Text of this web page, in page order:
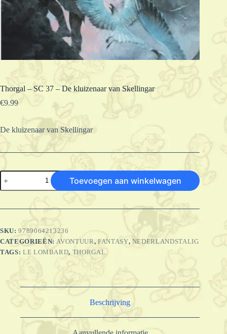
Thorgal – SC 37 – De kluizenaar van Skellingar
€9.99
De kluizenaar van Skellingar
Thorgal
SC
-
van
Skellingar
aantal
Toevoegen aan winkelwagen
SKU:9789064213236
CATEGORIEËN: AVONTUUR, FANTASY, NEDERLANDSTALIG
TAGS: LE LOMBARD, THORGAL
Beschrijving